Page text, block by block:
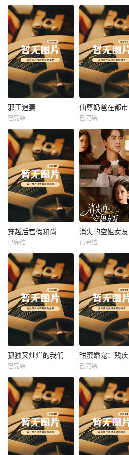
热播
邪王追妻
未知
邪王追妻
已完结
热播
未知
仙尊奶爸在都市
已完结
热播
未知
穿越后宫假和尚
已完结
热播
未知
消失的空姐女友
已完结
热播
未知
孤独又灿烂的我们
已完结
热播
未知
已完结